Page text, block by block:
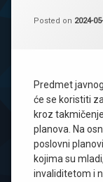
Posted on 2024-
Predmet
će se koristiti
kroz
planova. Na
poslovni
kojima su
invaliditetom i